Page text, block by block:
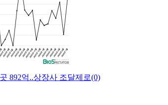
892억..상장사 조달제로(0)